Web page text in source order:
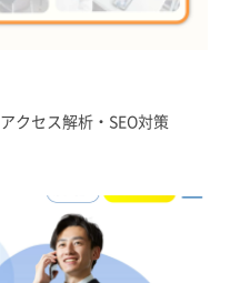
アクセス解析・SEO対策